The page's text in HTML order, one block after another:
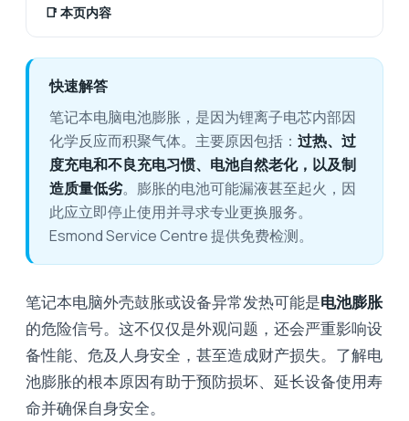
📑 本页内容
快速解答
笔记本电脑电池膨胀，是因为锂离子电芯内部因
化学反应而积聚气体。主要原因包括： 过热、过
度充电和不良充电习惯、电池自然老化，以及制
造质量低劣。膨胀的电池可能漏液甚至起火，因
此应立即停止使用并寻求专业更换服务。
Esmond Service Centre 提供免费检测。
笔记本电脑外壳鼓胀或设备异常发热可能是电池膨胀
的危险信号。这不仅仅是外观问题，还会严重影响设
备性能、危及人身安全，甚至造成财产损失。了解电
池膨胀的根本原因有助于预防损坏、延长设备使用寿
命并确保自身安全。